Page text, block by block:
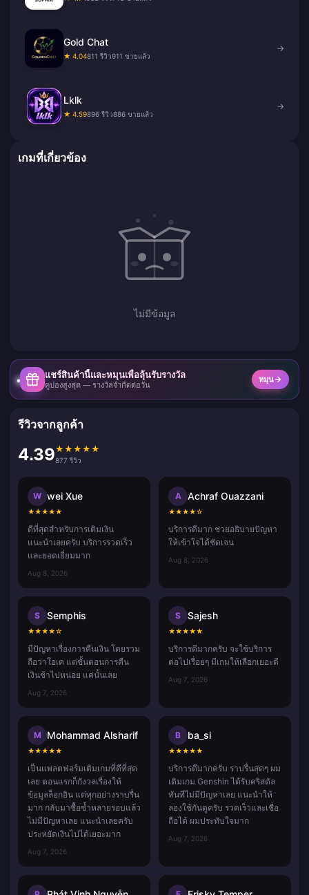
Gold Chat
★ 4.04811 รีวิว911 ขายแล้ว
→
Lklk
★ 4.59896 รีวิว886 ขายแล้ว
→
เกมที่เกี่ยวข้อง
ไม่มีข้อมูล
แชร์สินค้านี้และหมุนเพื่อลุ้นรับรางวัล
คูปองสูงสุด — รางวัลจำกัดต่อวัน
หมุน
รีวิวจากลูกค้า
4.39★ ★ ★ ★ ★
877 รีวิว
W wei Xue
★★★★★
ดีที่สุดสำหรับการเติมเงิน
แนะนำเลยครับ บริการรวดเร็ว
และยอดเยี่ยมมาก
Aug 8, 2026
A Achraf Ouazzani
★★★★☆
บริการดีมาก ช่วยอธิบายปัญหา
ให้เข้าใจได้ชัดเจน
Aug 8, 2026
S Semphis
★★★★☆
มีปัญหาเรื่องการคืนเงิน โดยรวม
ถือว่าโอเค แต่ขั้นตอนการคืน
เงินช้าไปหน่อย แค่นั้นเลย
Aug 7, 2026
S Sajesh
★★★★★
บริการดีมากครับ จะใช้บริการ
ต่อไปเรื่อยๆ มีเกมให้เลือกเยอะดี
Aug 7, 2026
M Mohammad Alsharif
★★★★★
เป็นแพลตฟอร์มเติมเกมที่ดีที่สุด
เลย ตอนแรกก็กังวลเรื่องให้
ข้อมูลล็อกอิน แต่ทุกอย่างราบรื่น
มาก กลับมาซื้อซ้ำหลายรอบแล้ว
ไม่มีปัญหาเลย แนะนำเลยครับ
ประหยัดเงินไปได้เยอะมาก
Aug 7, 2026
B ba_si
★★★★★
บริการดีมากครับ ราบรื่นสุดๆ ผม
เติมเกม Genshin ได้รับคริสตัล
ทันทีไม่มีปัญหาเลย แนะนำให้
ลองใช้กันดูครับ รวดเร็วและเชื่อ
ถือได้ ผมประทับใจมาก
Aug 7, 2026